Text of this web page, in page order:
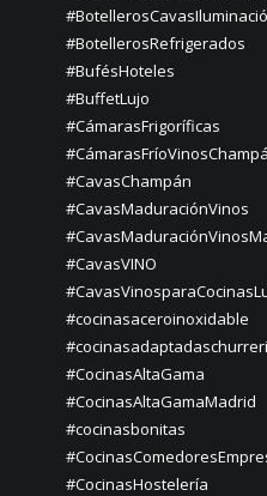
#BotellerosRefrigerados
#BufésHoteles
#BuffetLujo
#CámarasFrigoríficas
#CavasChampán
#CavasMaduraciónVinos
#CavasVINO
#cocinasaceroinoxidable
#CocinasAltaGama
#CocinasAltaGamaMadrid
#cocinasbonitas
#CocinasHostelería